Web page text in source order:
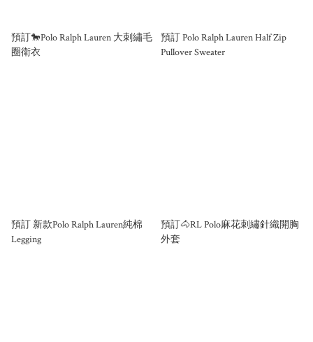
預訂🐎Polo Ralph Lauren 大刺繡毛
圈衛衣
預訂 Polo Ralph Lauren Half Zip
Pullover Sweater
預訂 新款Polo Ralph Lauren純棉
Legging
預訂🐴RL Polo麻花刺繡針織開胸
外套